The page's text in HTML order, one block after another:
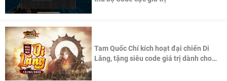
Tam Quốc Chí kích hoạt đại chiến Di
Lăng, tặng siêu code giá trị dành cho